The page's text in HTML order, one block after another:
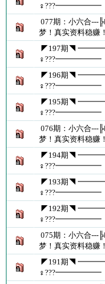
♀???━━━━━━
077期：小六合---
梦！真实资料稳赚
◤197期◥
♀???━━━━━━
◤196期◥
♀???━━━━━━
◤195期◥
♀???━━━━━━
076期：小六合---
梦！真实资料稳赚
◤194期◥
♀???━━━━━━
◤193期◥
♀???━━━━━━
◤192期◥
♀???━━━━━━
075期：小六合---
梦！真实资料稳赚
◤191期◥
♀???━━━━━━